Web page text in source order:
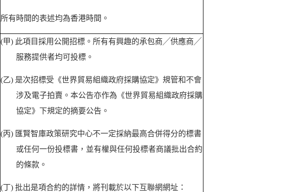
所有時間的表述均為香港時間。
(甲) 此項目採用公開招標。所有有興趣的承包商╱供應商╱
服務提供者均可投標。
(乙) 是次招標受《世界貿易組織政府採購協定》規管和不會
涉及電子拍賣。本公告亦作為《世界貿易組織政府採購
協定》下規定的摘要公告。
(丙) 匯賢智庫政策研究中心不一定採納最高合併得分的標書
或任何一份投標書，並有權與任何投標者商議批出合約
的條款。
(丁) 批出是項合約的詳情，將刊載於以下互聯網網址：